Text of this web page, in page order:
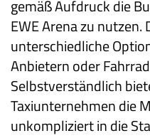
gemäß Aufdruck die
EWE Arena zu
unterschiedliche
Anbietern oder
Selbstverständlich
Taxiunternehmen die
unkompliziert in die